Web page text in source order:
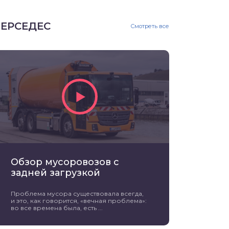
Смотреть все
Обзор мусоровозов с
задней загрузкой
Проблема мусора существовала всегда,
и это, как говорится, «вечная проблема»:
во все времена была, есть ...